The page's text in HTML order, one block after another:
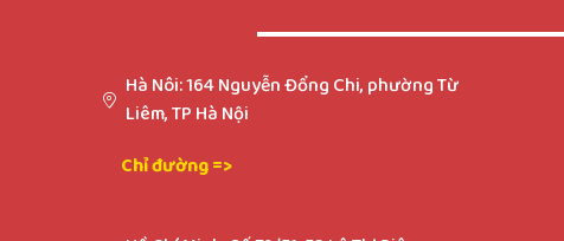
Hà Nôi: 164 Nguyễn Đổng Chi, phường Từ
Liêm, TP Hà Nội
Chỉ đường =>